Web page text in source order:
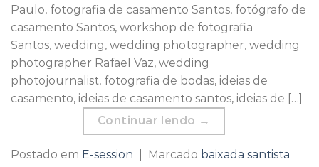
Paulo, fotografia de casamento Santos, fotógrafo de
casamento Santos, workshop de fotografia
Santos, wedding, wedding photographer, wedding
photographer Rafael Vaz, wedding
photojournalist, fotografia de bodas, ideias de
casamento, ideias de casamento santos, ideias de […]
Continuar lendo →
Postado em E-session Marcado baixada santista